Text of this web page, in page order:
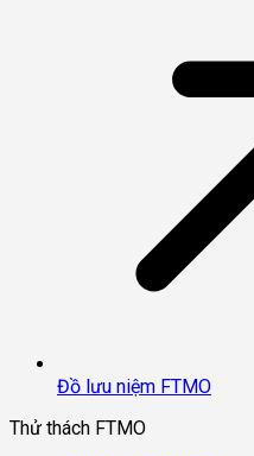
Đồ lưu niệm FTMO
Thử thách FTMO